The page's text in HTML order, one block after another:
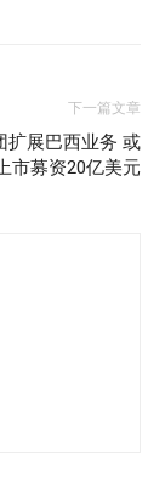
下一篇文章
扩展巴西业务 或
市募资20亿美元